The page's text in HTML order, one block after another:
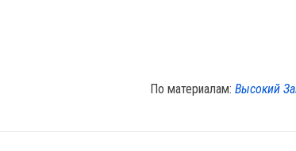
По материалам:Высокий